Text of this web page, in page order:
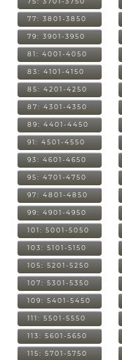
77: 3801-3850
79: 3901-3950
81: 4001-4050
83: 4101-4150
85: 4201-4250
87: 4301-4350
89: 4401-4450
91: 4501-4550
93: 4601-4650
95: 4701-4750
97: 4801-4850
99: 4901-4950
101: 5001-5050
103: 5101-5150
105: 5201-5250
107: 5301-5350
109: 5401-5450
111: 5501-5550
113: 5601-5650
115: 5701-5750